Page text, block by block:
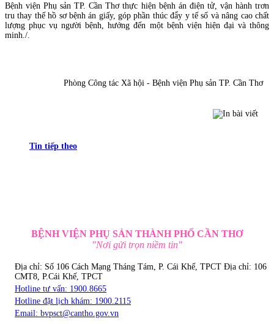
Bệnh viện Phụ sản TP. Cần Thơ thực hiện bệnh án điện tử, vận hành trơn
tru thay thế hồ sơ bệnh án giấy, góp phần thúc đẩy y tế số và nâng cao chất
lượng phục vụ người bệnh, hướng đến một bệnh viện hiện đại và thông
minh./.
Phòng Công tác Xã hội - Bệnh viện Phụ sản TP. Cần Thơ
Tin tiếp theo
BỆNH VIỆN PHỤ SẢN THÀNH PHỐ CẦN THƠ
"Nơi gửi trọn niềm tin"
Địa chỉ: Số 106 Cách Mạng Tháng Tám, P. Cái Khế, TPCT Địa chỉ: 106
CMT8, P.Cái Khế, TPCT
Hotline tư vấn: 1900.8665
Hotline đặt lịch khám: 1900.2115
Email: bvpsct@cantho.gov.vn